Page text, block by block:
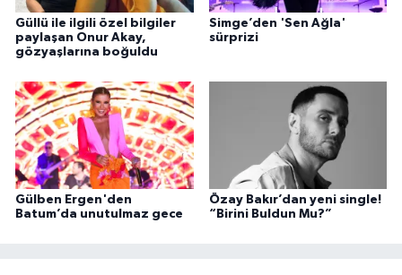
Güllü ile ilgili özel bilgiler
paylaşan Onur Akay,
gözyaşlarına boğuldu
Simge’den 'Sen Ağla'
sürprizi
Gülben Ergen'den
Batum’da unutulmaz gece
Özay Bakır’dan yeni single!
“Birini Buldun Mu?”